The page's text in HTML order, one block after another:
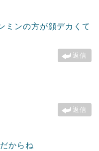
ミンの方が顔デカくて
返信
返信
からね